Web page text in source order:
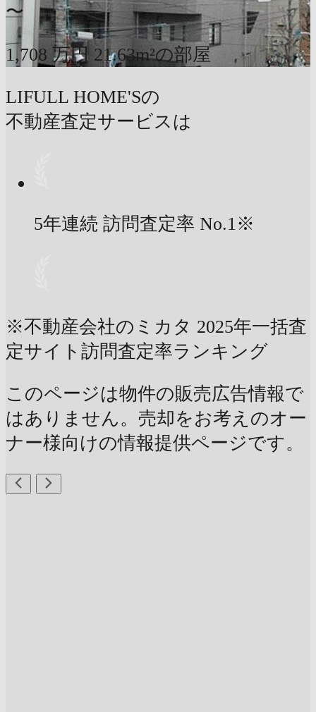
〜
1,708 万円 21.63m²の部屋
LIFULL HOME'Sの
不動産査定サービスは
5年連続 訪問査定率 No.1※
※不動産会社のミカタ 2025年一括査
定サイト訪問査定率ランキング
このページは物件の販売広告情報で
はありません。売却をお考えのオー
ナー様向けの情報提供ページです。